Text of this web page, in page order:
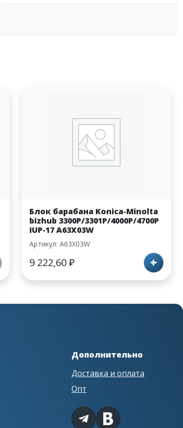
Блок барабана Konica-Minolta
bizhub 3300P/3301P/4000P/4700P
IUP-17 A63X03W
Артикул: A63X03W
9 222,60₽ +
Дополнительно
Доставка и оплата
Опт